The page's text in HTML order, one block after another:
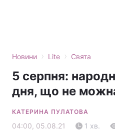
Новини › Lite › Свята
5 серпня:
дня, що не
КАТЕРИНА ПУЛАТОВА
04:00, 05.08.21 1 хв.